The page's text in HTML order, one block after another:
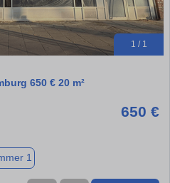
1 / 1
650 € 20 m²
650 €
1